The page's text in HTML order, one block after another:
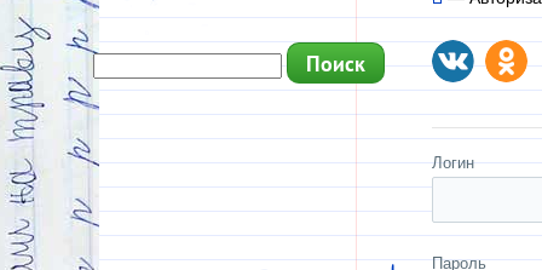
Логин
Пароль